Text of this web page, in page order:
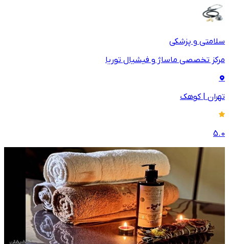
سلامتی و پزشکی
مرکز تخصصی ماساژ و فیشیال توریا
تهران | کوهک
5.0